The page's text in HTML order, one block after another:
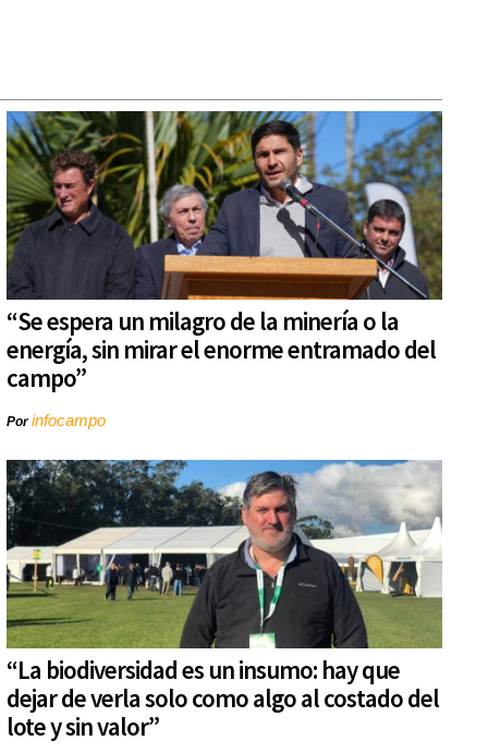
“Se espera un milagro de la minería o la
energía, sin mirar el enorme entramado del
campo”
Porinfocampo
“La biodiversidad es un insumo: hay que
dejar de verla solo como algo al costado del
lote y sin valor”